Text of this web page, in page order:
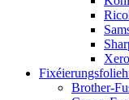
Brother-